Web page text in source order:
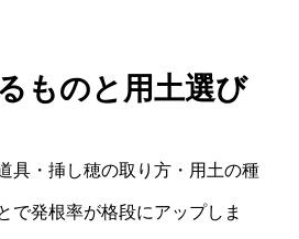
ものと用土選び
具・挿し穂の取り方・用土の種
で発根率が格段にアップしま